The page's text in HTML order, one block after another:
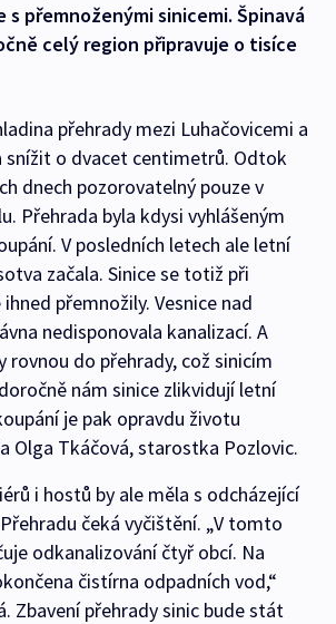
s přemnoženými sinicemi. Špinavá
celý region připravuje o tisíce
přehrady mezi Luhačovicemi a
snížit o dvacet centimetrů. Odtok
dnech pozorovatelný pouze v
Přehrada byla kdysi vyhlášeným
V posledních letech ale letní
začala. Sinice se totiž při
přemnožily. Vesnice nad
nedisponovala kanalizací. A
rovnou do přehrady, což sinicím
nám sinice zlikvidují letní
je pak opravdu životu
Olga Tkáčová, starostka Pozlovic.
i hostů by ale měla s odcházející
čeká vyčištění. „V tomto
odkanalizování čtyř obcí. Na
čistírna odpadních vod,“
Zbavení přehrady sinic bude stát